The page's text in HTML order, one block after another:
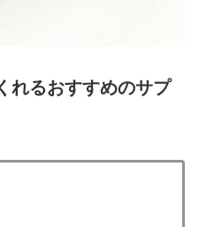
れるおすすめのサプ